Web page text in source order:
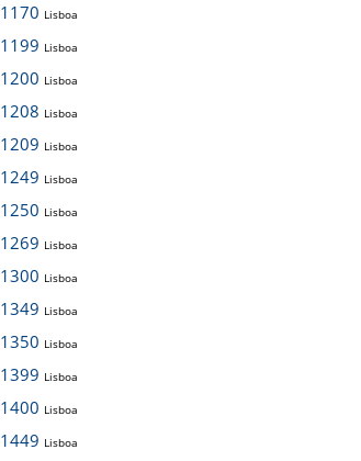
1170 Lisboa
1199 Lisboa
1200 Lisboa
1208 Lisboa
1209 Lisboa
1249 Lisboa
1250 Lisboa
1269 Lisboa
1300 Lisboa
1349 Lisboa
1350 Lisboa
1399 Lisboa
1400 Lisboa
1449 Lisboa